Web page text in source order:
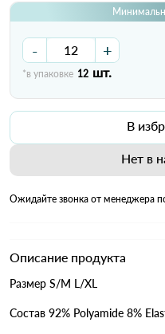
- +
*в упаковке 12 шт.
В
Нет в
Ожидайте звонка от менеджера
Описание продукта
Размер S/M L/XL
Состав 92% Polyamide 8%